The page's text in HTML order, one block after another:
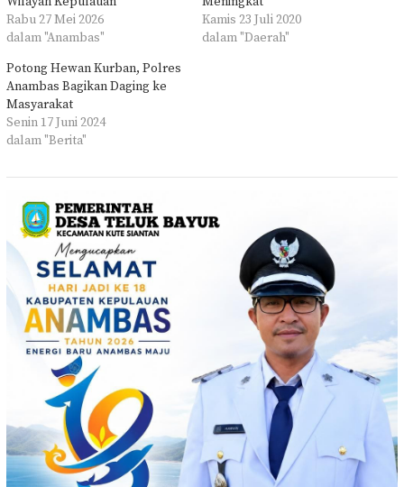
Rabu 27 Mei 2026
dalam "Anambas"
Kamis 23 Juli 2020
dalam "Daerah"
Potong Hewan Kurban, Polres
Anambas Bagikan Daging ke
Masyarakat
Senin 17 Juni 2024
dalam "Berita"